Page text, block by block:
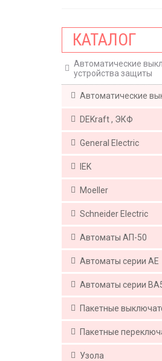
КАТАЛОГ
Автоматические
устройства защиты
Автоматические
DEKraft , ЭКФ
Generаl Electric
IEK
Moeller
Schneider Electric
Автоматы АП-50
Автоматы серии АЕ
Автоматы серии
Пакетные
Пакетные
Узола